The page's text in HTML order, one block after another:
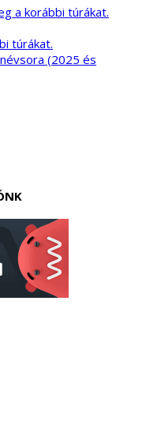
a korábbi túrákat.
túrákat.
(2025 és